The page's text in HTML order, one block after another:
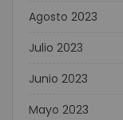
Agosto 2023
Julio 2023
Junio 2023
Mayo 2023